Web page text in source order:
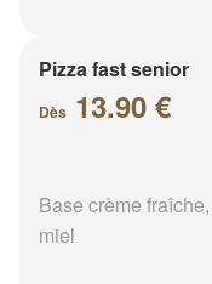
Pizza fast senior
Dès 13.90 €
Base crème
miel